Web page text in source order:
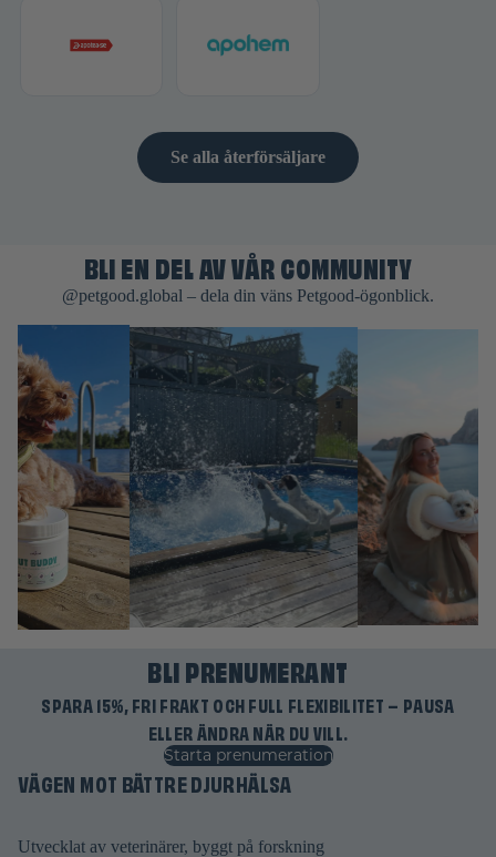
Se alla återförsäljare
BLI EN DEL AV VÅR COMMUNITY
@petgood.global – dela din väns Petgood-ögonblick.
BLI PRENUMERANT
SPARA 15%, FRI FRAKT OCH FULL FLEXIBILITET – PAUSA
ELLER ÄNDRA NÄR DU VILL.
Starta prenumeration
VÄGEN MOT BÄTTRE DJURHÄLSA
Utvecklat av veterinärer, byggt på forskning
Återbetalningspolicy
Integritetspolicy
Användarvillkor
Rättsligt meddelande